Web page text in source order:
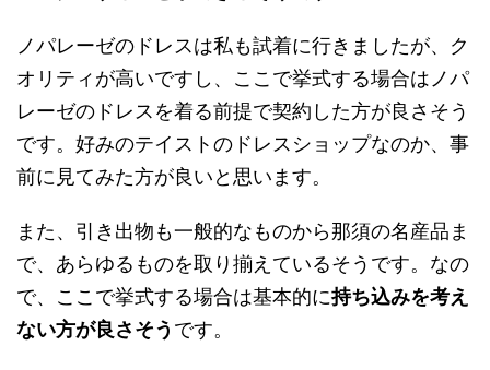
ノパレーゼのドレスは私も試着に行きましたが、ク
オリティが高いですし、ここで挙式する場合はノパ
レーゼのドレスを着る前提で契約した方が良さそう
です。好みのテイストのドレスショップなのか、事
前に見てみた方が良いと思います。
また、引き出物も一般的なものから那須の名産品ま
で、あらゆるものを取り揃えているそうです。なの
で、ここで挙式する場合は基本的に持ち込みを考え
ない方が良さそう です。